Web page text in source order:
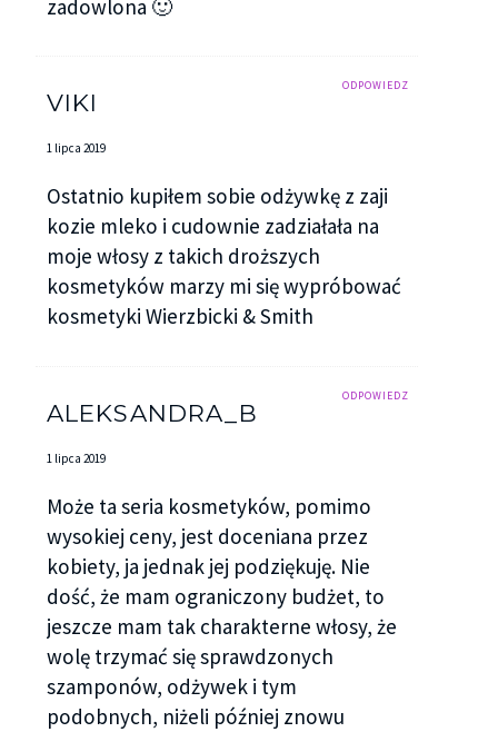
zadowlona 🙂
ODPOWIEDZ
VIKI
1 lipca 2019
Ostatnio kupiłem sobie odżywkę z zaji
kozie mleko i cudownie zadziałała na
moje włosy z takich droższych
kosmetyków marzy mi się wypróbować
kosmetyki Wierzbicki & Smith
ODPOWIEDZ
ALEKSANDRA_B
1 lipca 2019
Może ta seria kosmetyków, pomimo
wysokiej ceny, jest doceniana przez
kobiety, ja jednak jej podziękuję. Nie
dość, że mam ograniczony budżet, to
jeszcze mam tak charakterne włosy, że
wolę trzymać się sprawdzonych
szamponów, odżywek i tym
podobnych, niżeli później znowu